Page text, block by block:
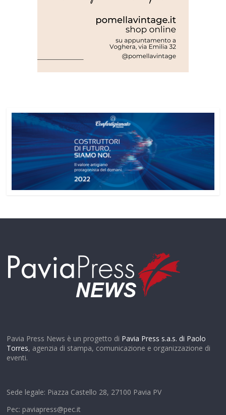
Pavia Press News è un progetto di Pavia Press s.a.s. di Paolo
Torres, agenzia di stampa, comunicazione e organizzazione di
eventi.
Sede legale: Piazza Castello 28, 27100 Pavia PV
Pec: paviapress@pec.it